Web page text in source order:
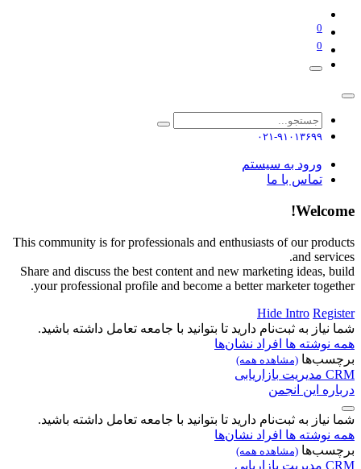
0
0
۰۲۱-۹۱۰۱۳۶۹۹
ورود به سیستم
تماس با ما
Welcome!
This community is for professionals and enthusiasts of our products
and services.
Share and discuss the best content and new marketing ideas, build
your professional profile and become a better marketer together.
Hide Intro Register
شما نیاز به ثبت‌نام دارید تا بتوانید با جامعه تعامل داشته باشید.
همه نوشته ها افراد نشان‌ها
برچسب‌ها (مشاهده همه)
CRM مدیریت بازاریابی
درباره این انجمن
شما نیاز به ثبت‌نام دارید تا بتوانید با جامعه تعامل داشته باشید.
همه نوشته ها افراد نشان‌ها
برچسب‌ها (مشاهده همه)
CRM مدیریت بازاریابی